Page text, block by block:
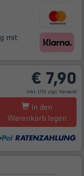
mit
€ 7,90
inkl. USt zzgl. Versand
In den
Warenkorb legen